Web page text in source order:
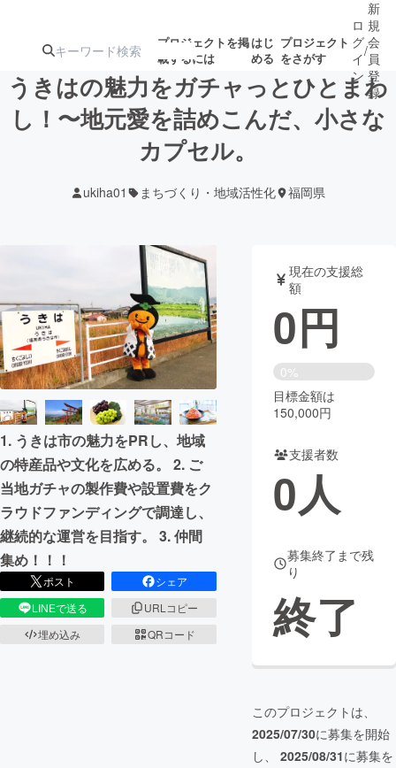
プロジェクトを掲
載するには
はじ
める
プロジェクト
をさがす
注目の新着プロ 募集終了が近いプ
テクノロジー・ガジェット
映像・映画 書籍・雑誌
ビジネス・起業 チャレンジ
まちづくり・地域活性化
CAMPFIRE for Social Good
CAMPFIRE Creation
CAMPFIREふるさと納税
コミュニティ
ロ
グ
イ
ン
/
新
規
会
員
登
録
うきはの魅力をガチャっとひとまわ
し！〜地元愛を詰めこんだ、小さな
カプセル。
ukiha01 まちづくり・地域活性化 福岡県
1. うきは市の魅力をPRし、地域
の特産品や文化を広める。 2. ご
当地ガチャの製作費や設置費をク
ラウドファンディングで調達し、
継続的な運営を目指す。 3. 仲間
集め！！！
ポスト
シェア
LINEで送る
URLコピー
埋め込み
QRコード
現在の支援総
額
0円
0%
目標金額は
150,000円
支援者数
0人
募集終了まで残
り
終了
このプロジェクトは、
2025/07/30に募集を開始
し、 2025/08/31に募集を